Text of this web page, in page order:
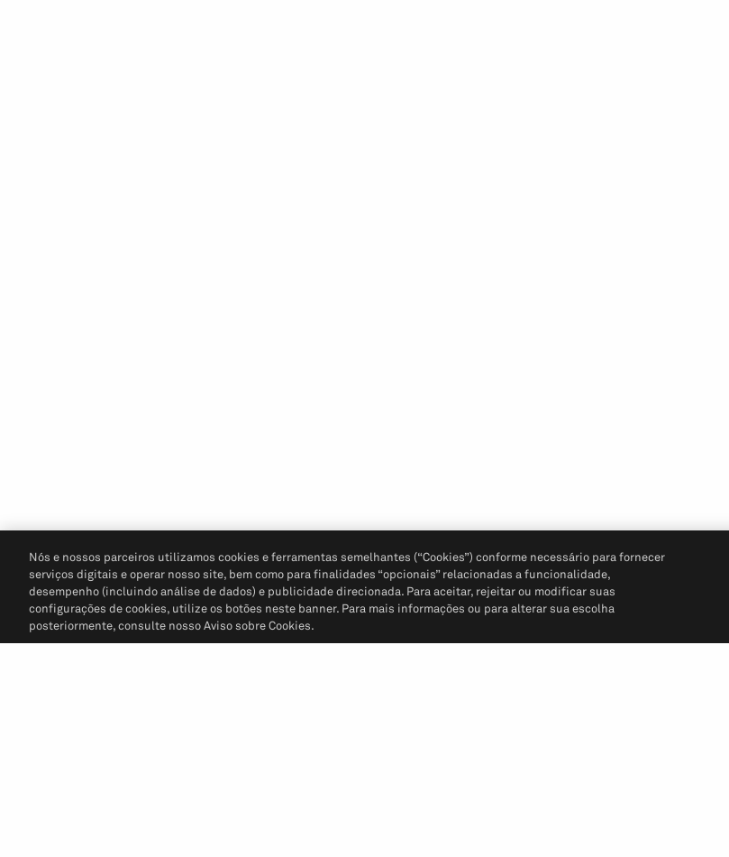
Nós e nossos parceiros utilizamos cookies e ferramentas semelhantes (“Cookies”) conforme necessário para fornecer
serviços digitais e operar nosso site, bem como para finalidades “opcionais” relacionadas a funcionalidade,
desempenho (incluindo análise de dados) e publicidade direcionada. Para aceitar, rejeitar ou modificar suas
configurações de cookies, utilize os botões neste banner. Para mais informações ou para alterar sua escolha
posteriormente, consulte nosso Aviso sobre Cookies.